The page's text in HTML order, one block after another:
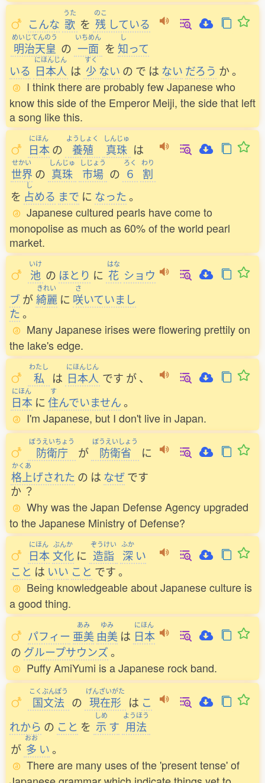
こんな
うた
歌 を
のこ
残 している
めいじてんのう
明治天皇 の
いちめん
一面 を
し
知って
いる
にほんじん
日本人 は
すく
少ない の で は ない だろう か。
I think there are probably few Japanese who
know this side of the Emperor Meiji, the side that left
a song like this.
にほん
日本 の
ようしょく
養殖
しんじゅ
真珠 は
せかい
世界 の
しんじゅ
真珠
しじょう
市場 の
ろく
６
わり
割
を
し
占める まで に なった。
Japanese cultured pearls have come to
monopolise as much as 60% of the world pearl
market.
いけ
池 の ほとり に
はな
花 ショウ
ブ が
きれい
綺麗 に
さ
咲いていまし
た。
Many Japanese irises were flowering prettily on
the lake's edge.
わたし
私 は
にほんじん
日本人 です が、
にほん
日本 に
す
住んでいません。
I'm Japanese, but I don't live in Japan.
ぼうえいちょう
防衛庁 が
ぼうえいしょう
防衛省 に
かくあ
格上げされた の は なぜです
か ？
Why was the Japan Defense Agency upgraded
to the Japanese Ministry of Defense?
にほん
日本
ぶんか
文化 に
ぞうけい
造詣
ふか
深 い
こと は いい こと です。
Being knowledgeable about Japanese culture is
a good thing.
パフィー
あみ
亜美
ゆみ
由美 は
にほん
日本
の グループサウンズ。
Puffy AmiYumi is a Japanese rock band.
こくぶんぽう
国文法 の
げんざいがた
現在形 は こ
れから の こと を
しめ
示 す
ようほう
用法
が
おお
多 い。
There are many uses of the 'present tense' of